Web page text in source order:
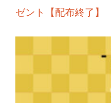
ゼント【配布終了】